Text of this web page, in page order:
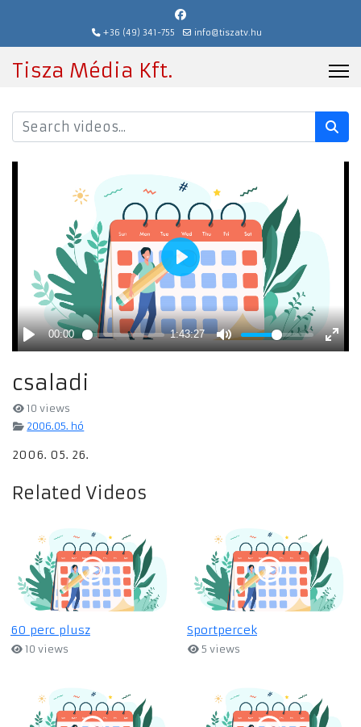
+36 (49) 341-755 info@tiszatv.hu
Tisza Média Kft.
csaladi
10 views
2006.05. hó
2006. 05. 26.
Related Videos
60 perc plusz
10 views
Sportpercek
5 views